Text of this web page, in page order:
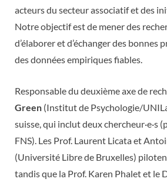
acteurs du secteur associatif et des
Notre objectif est de mener des
d’élaborer et d’échanger des bonnes
des données empiriques fiables.
Responsable du deuxième axe de
Green (Institut de Psychologie/
suisse, qui inclut deux chercheur·e·s
FNS). Les Prof. Laurent Licata et
(Université Libre de Bruxelles)
tandis que la Prof. Karen Phalet et le